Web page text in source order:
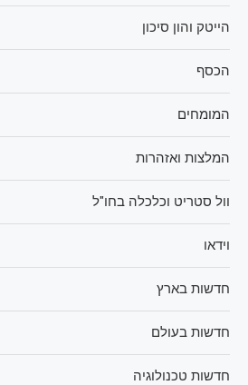
הייטק והון סיכון
הכסף
המומחים
המלצות ואזהרות
וול סטריט וכלכלה בחו"ל
וידאו
חדשות בארץ
חדשות בעולם
חדשות טכנולוגיה